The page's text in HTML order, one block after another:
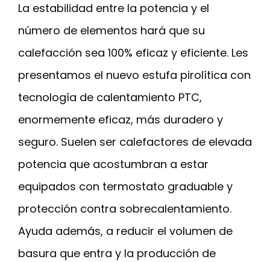
La estabilidad entre la potencia y el
número de elementos hará que su
calefacción sea 100% eficaz y eficiente. Les
presentamos el nuevo estufa pirolítica con
tecnología de calentamiento PTC,
enormemente eficaz, más duradero y
seguro. Suelen ser calefactores de elevada
potencia que acostumbran a estar
equipados con termostato graduable y
protección contra sobrecalentamiento.
Ayuda además, a reducir el volumen de
basura que entra y la producción de